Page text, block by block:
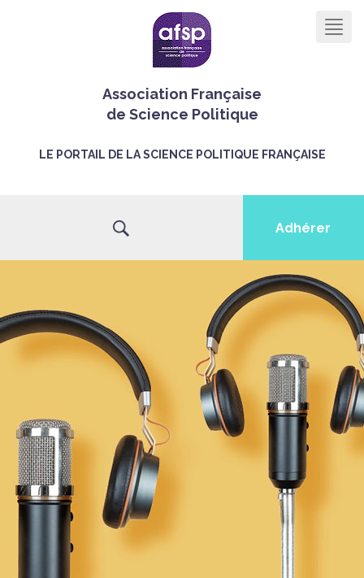
Association Française
de Science Politique
LE PORTAIL DE LA SCIENCE POLITIQUE FRANÇAISE
Adhérer